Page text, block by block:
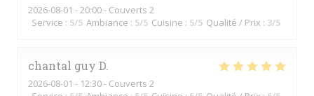
2026-08-01 - 20:00 - Couverts 2
Service : 5/5 Ambiance : 5/5 Cuisine : 5/5 Qualité / Prix : 3/5
chantal guy D
2026-08-01 - 12:30 - Couverts 2